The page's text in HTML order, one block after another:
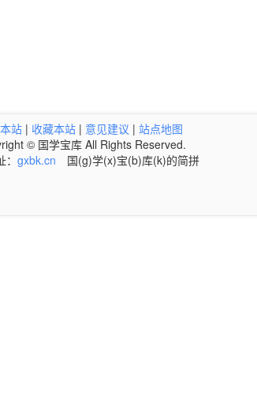
站 | 收藏本站 | 意见建议 | 站点地图
© 国学宝库 All Rights Reserved.
gxbk.cn 国(g)学(x)宝(b)库(k)的简拼